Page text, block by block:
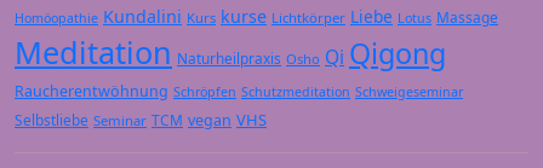
Homöopathie Kundalini Kurs kurse Lichtkörper Liebe Lotus Massage
Meditation Naturheilpraxis Osho Qi Qigong
Raucherentwöhnung Schröpfen Schutzmeditation Schweigeseminar
Selbstliebe Seminar TCM vegan VHS